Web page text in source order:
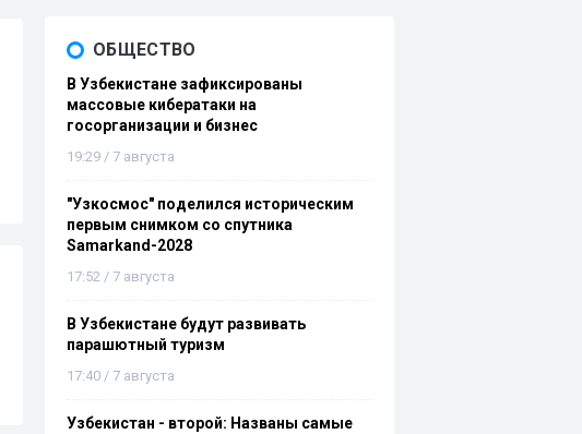
ОБЩЕСТВО
В Узбекистане зафиксированы
массовые кибератаки на
госорганизации и бизнес
19:29 / 7 августа
"Узкосмос" поделился историческим
первым снимком со спутника
Samarkand-2028
17:52 / 7 августа
В Узбекистане будут развивать
парашютный туризм
17:40 / 7 августа
Узбекистан - второй: Названы самые